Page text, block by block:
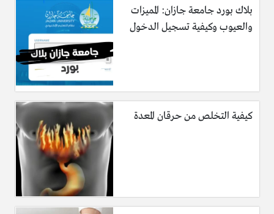
بلاك بورد جامعة جازان: المميزات
والعيوب وكيفية تسجيل الدخول
كيفية التخلص من حرقان المعدة